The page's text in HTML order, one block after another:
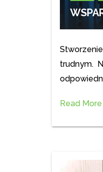
trudnym.
Read More